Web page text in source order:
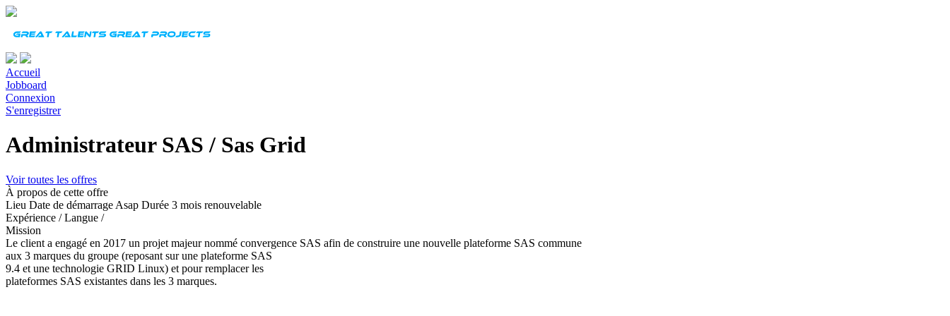
Accueil
Jobboard
Connexion
S'enregistrer
Administrateur SAS / Sas Grid
Voir toutes les offres
À propos de cette offre
Lieu Date de démarrage Asap Durée 3 mois renouvelable
Expérience / Langue /
Mission
Le client a engagé en 2017 un projet majeur nommé convergence SAS afin de construire une nouvelle plateforme SAS commune
aux 3 marques du groupe (reposant sur une plateforme SAS
9.4 et une technologie GRID Linux) et pour remplacer les
plateformes SAS existantes dans les 3 marques.